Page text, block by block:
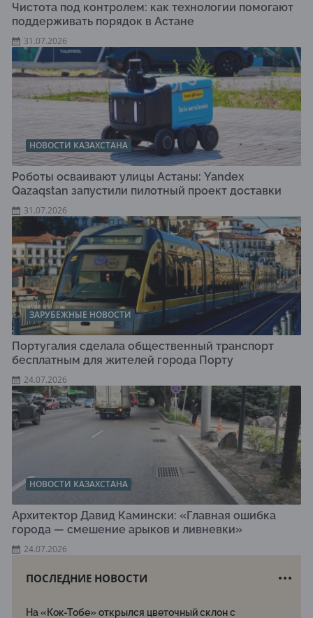
Чистота под контролем: как технологии помогают
поддерживать порядок в Астане
31.07.2026
НОВОСТИ КАЗАХСТАНА
Роботы осваивают улицы Астаны: Yandex
Qazaqstan запустили пилотный проект доставки
31.07.2026
ЗАРУБЕЖНЫЕ НОВОСТИ
Португалия сделала общественный транспорт
бесплатным для жителей города Порту
24.07.2026
НОВОСТИ КАЗАХСТАНА
Архитектор Давид Камински: «Главная ошибка
города — смешение арыков и ливневки»
24.07.2026
ПОСЛЕДНИЕ НОВОСТИ
На «Кок-Тобе» открылся цветочный склон с